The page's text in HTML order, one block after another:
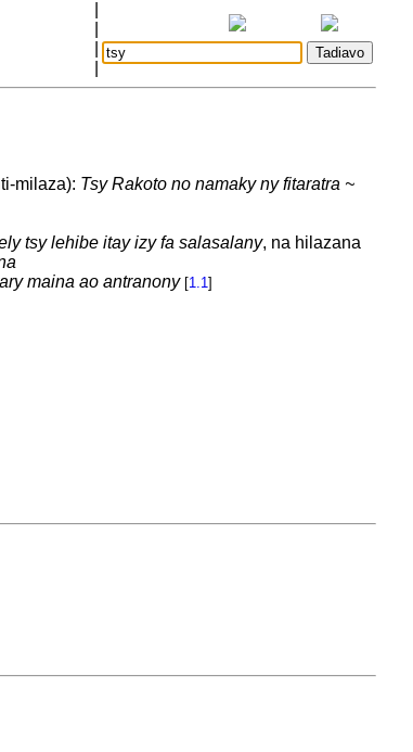
milaza): Tsy Rakoto no namaky ny fitaratra ~
tsy lehibe itay izy fa salasalany, na hilazana
maina ao antranony [1.1]